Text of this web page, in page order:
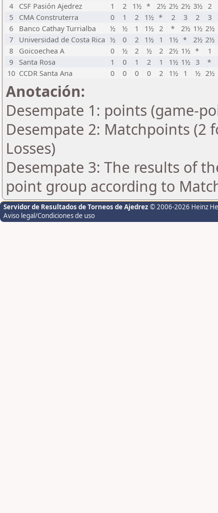
4
CSF Pasión Ajedrez 1 2 1½ * 2½ 2½ 2½ 3½ 2
5
CMA Construterra 0 1 2 1½ * 2 3 2
3
6
Banco Cathay Turrialba ½ ½ 1 1½ 2 * 2½ 1½ 2½
7
Universidad de Costa Rica ½ 0 2 1½ 1 1½ * 2½ 2½
8
Goicoechea A 0 ½ 2 ½ 2 2½ 1½ * 1
9
Santa Rosa 1 0 1 2 1 1½ 1½ 3 *
10 CCDR Santa Ana 0 0 0 0 2 1½ 1 ½ 2½
Anotación:
Desempate 1: points (game-
Desempate 2: Matchpoints (2
Losses)
Desempate 3: The results of
point group according to
Servidor de Resultados de Torneos de Ajedrez © 2006-2026 Heinz
Aviso legal/Condiciones de uso